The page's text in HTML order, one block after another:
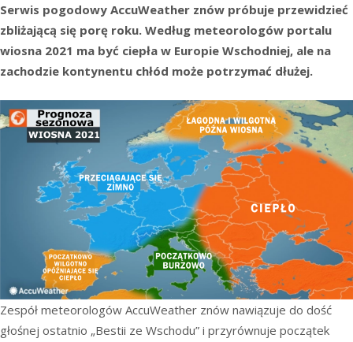
Serwis pogodowy AccuWeather znów próbuje przewidzieć
zbliżającą się porę roku. Według meteorologów portalu
wiosna 2021 ma być ciepła w Europie Wschodniej, ale na
zachodzie kontynentu chłód może potrzymać dłużej.
Zespół meteorologów AccuWeather znów nawiązuje do dość
głośnej ostatnio „Bestii ze Wschodu” i przyrównuje początek